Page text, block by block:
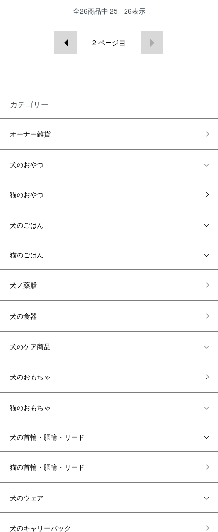
全26商品中 25 - 26表示
2 ページ目
カテゴリー
オーナー雑貨
犬のおやつ
猫のおやつ
犬のごはん
猫のごはん
犬ノ薬膳
犬の食器
犬のケア商品
犬のおもちゃ
猫のおもちゃ
犬の首輪・胴輪・リード
猫の首輪・胴輪・リード
犬のウェア
犬のキャリーバック